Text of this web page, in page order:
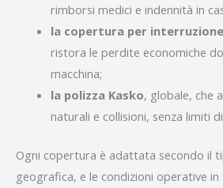
rimborsi medici e indennità in
la copertura per
ristora le perdite economiche
macchina;
la polizza Kasko, globale, che
naturali e collisioni, senza limiti
Ogni copertura è adattata secondo il
geografica, e le condizioni operative